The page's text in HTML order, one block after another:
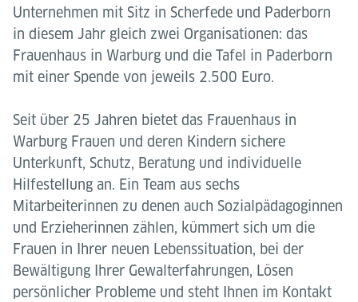
Unternehmen mit Sitz in Scherfede und Paderborn
in diesem Jahr gleich zwei Organisationen: das
Frauenhaus in Warburg und die Tafel in Paderborn
mit einer Spende von jeweils 2.500 Euro.
Seit über 25 Jahren bietet das Frauenhaus in
Warburg Frauen und deren Kindern sichere
Unterkunft, Schutz, Beratung und individuelle
Hilfestellung an. Ein Team aus sechs
Mitarbeiterinnen zu denen auch Sozialpädagoginnen
und Erzieherinnen zählen, kümmert sich um die
Frauen in Ihrer neuen Lebenssituation, bei der
Bewältigung Ihrer Gewalterfahrungen, Lösen
persönlicher Probleme und steht Ihnen im Kontakt